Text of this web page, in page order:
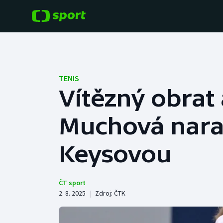
Hokej
Tenis
Atletika
Baseball a softbal
Basketbal
TENIS
Vítězný obrat
Muchová
Keysovou
ČT sport
2. 8. 2025 | Zdroj: ČTK